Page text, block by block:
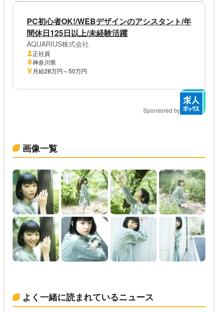
PC初心者OK!/WEBデザインのアシスタント/年
間休日125日以上/未経験活躍
AQUARIUS株式会社
正社員
神奈川県
月給28万円～50万円
Sponsored by
画像一覧
よく一緒に読まれているニュース